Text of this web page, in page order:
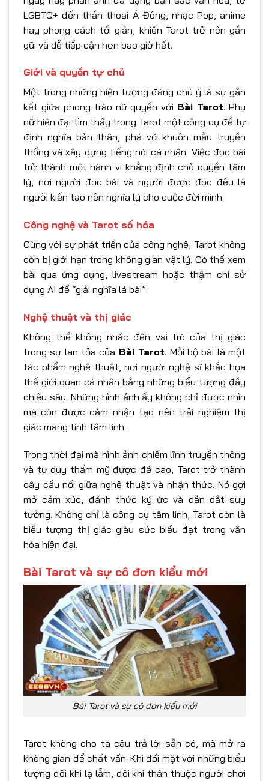
LGBTQ+ đến thần thoại Á Đông, nhạc Pop, anime
hay phong cách tối giản, khiến Tarot trở nên gần
gũi và dễ tiếp cận hơn bao giờ hết.
Giới và quyền tự chủ
Một trong những hiện tượng đáng chú ý là sự gắn
kết giữa phong trào nữ quyền với Bài Tarot. Phụ
nữ hiện đại tìm thấy trong Tarot một công cụ để tự
định nghĩa bản thân, phá vỡ khuôn mẫu truyền
thống và xây dựng tiếng nói cá nhân. Việc đọc bài
trở thành một hành vi khẳng định chủ quyền tâm
lý, nơi người đọc bài và người được đọc đều là
người kiến tạo nên nghĩa lý cho cuộc đời mình.
Công nghệ và Tarot số hóa
Cùng với sự phát triển của công nghệ, Tarot không
còn bị giới hạn trong không gian vật lý. Có thể xem
bài qua ứng dụng, livestream hoặc thậm chí sử
dụng AI để “giải nghĩa lá bài”.
Nghệ thuật và thị giác
Không thể không nhắc đến vai trò của thị giác
trong sự lan tỏa của Bài Tarot. Mỗi bộ bài là một
tác phẩm nghệ thuật, nơi người nghệ sĩ khắc họa
thế giới quan cá nhân bằng những biểu tượng đầy
chiều sâu. Những hình ảnh ấy không chỉ được nhìn
mà còn được cảm nhận tạo nên trải nghiệm thị
giác mang tính tâm linh.
Trong thời đại mà hình ảnh chiếm lĩnh truyền thông
và tư duy thẩm mỹ được đề cao, Tarot trở thành
cây cầu nối giữa nghệ thuật và nhận thức. Nó gợi
mở cảm xúc, đánh thức ký ức và dẫn dắt suy
tưởng. Không chỉ là công cụ tâm linh, Tarot còn là
biểu tượng thị giác giàu sức biểu đạt trong văn
hóa hiện đại.
Bài Tarot và sự cô đơn kiểu mới
Bài Tarot và sự cô đơn kiểu mới
Tarot không cho ta câu trả lời sẵn có, mà mở ra
không gian để chất vấn. Khi đối mặt với những biểu
tượng đôi khi lạ lẫm, đôi khi thân thuộc người chơi